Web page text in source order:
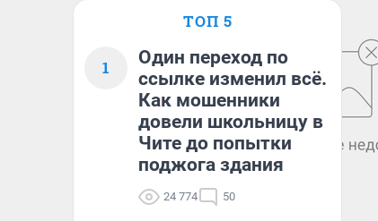
ТОП 5
1
Один переход по
ссылке изменил всё.
Как мошенники
довели школьницу в
Чите до попытки
поджога здания
24 774 50